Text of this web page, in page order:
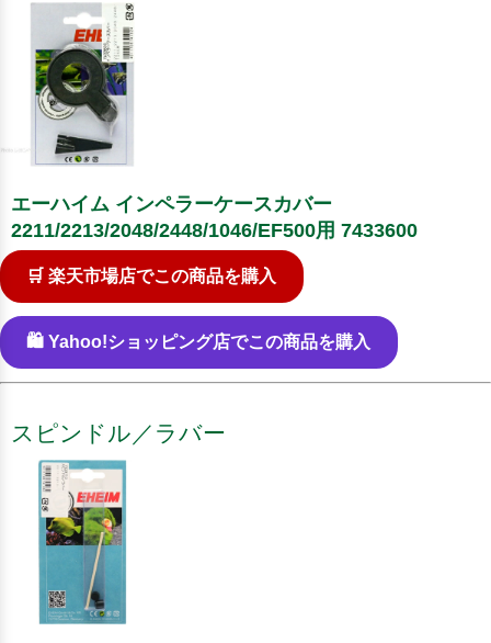
エーハイム インペラーケースカバー
2211/2213/2048/2448/1046/EF500用 7433600
🛒 楽天市場店でこの商品を購入
🛍️ Yahoo!ショッピング店でこの商品を購入
スピンドル／ラバー